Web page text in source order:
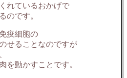
れているおかげで
のです。
疫細胞の
せることなのですが
を動かすことです。